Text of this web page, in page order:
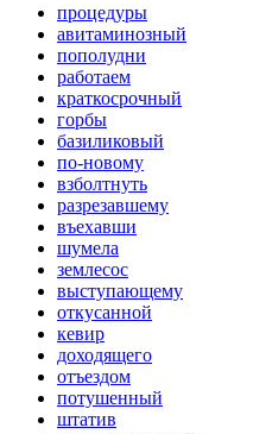
процедуры
авитаминозный
пополудни
работаем
краткосрочный
горбы
базиликовый
по-новому
взболтнуть
разрезавшему
въехавши
шумела
землесос
выступающему
откусанной
кевир
доходящего
отъездом
потушенный
штатив